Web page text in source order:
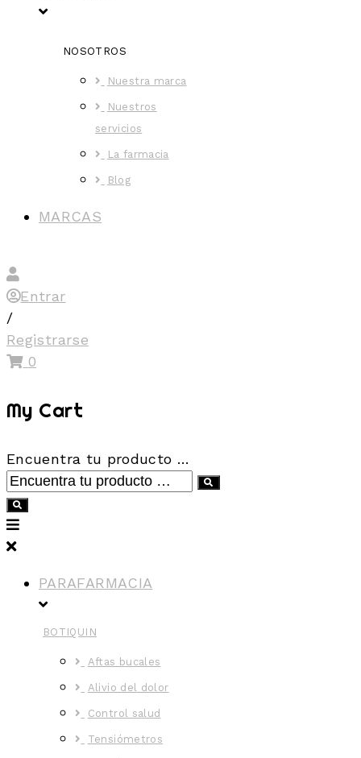
NOSOTROS
Nuestra marca
Nuestros
servicios
La farmacia
Blog
MARCAS
Entrar
/
Registrarse
0
My Cart
Encuentra tu producto …
PARAFARMACIA
BOTIQUIN
Aftas bucales
Alivio del dolor
Control salud
Tensiómetros